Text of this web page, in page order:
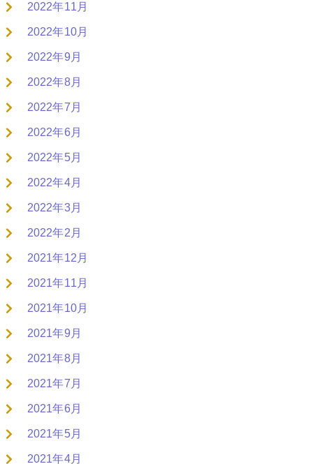
2022年11月
2022年10月
2022年9月
2022年8月
2022年7月
2022年6月
2022年5月
2022年4月
2022年3月
2022年2月
2021年12月
2021年11月
2021年10月
2021年9月
2021年8月
2021年7月
2021年6月
2021年5月
2021年4月